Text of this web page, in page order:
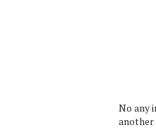
No any
another